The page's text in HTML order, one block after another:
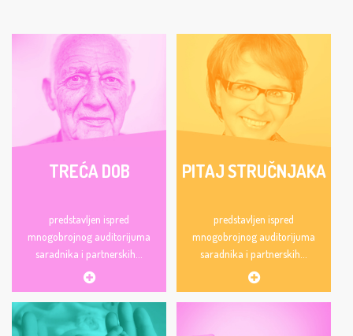
TREĆA DOB
predstavljen ispred
mnogobrojnog auditorijuma
saradnika i partnerskih...
PITAJ STRUČNJAKA
predstavljen ispred
mnogobrojnog auditorijuma
saradnika i partnerskih...